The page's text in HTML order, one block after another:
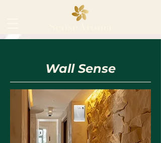
Wall Sense